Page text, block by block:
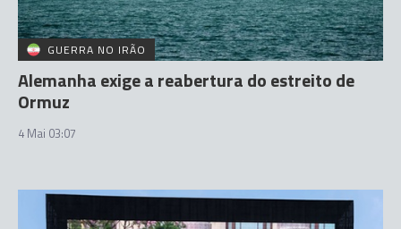
GUERRA NO IRÃO
Alemanha exige a reabertura do estreito de
Ormuz
4 Mai 03:07